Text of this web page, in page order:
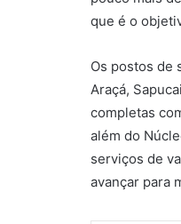
que é o
Os postos de
Araçá,
completas
além do
serviços de
avançar para